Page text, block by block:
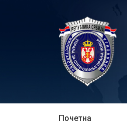
Почетна